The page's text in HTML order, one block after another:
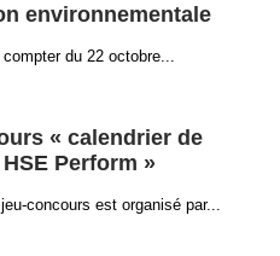
environnementale
du 22 octobre...
« calendrier de
Perform »
concours est organisé par...